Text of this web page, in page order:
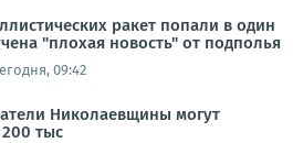
ракет попали в один
"плохая новость" от подполья
09:42
Николаевщины могут
тыс